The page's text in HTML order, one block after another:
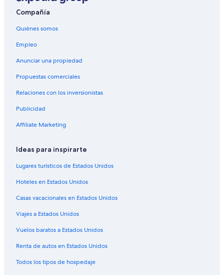
Hoteles de lujo en Nelson
Hoteles con aguas termales en Nelson
Hoteles con traslado del/al aeropuerto en Panorama
Hoteles de senderismo en Panorama
Hoteles en la playa en Lake Windermere
Hoteles en Invermere
Casas de campo en Kaslo
Compañía
Quiénes somos
Empleo
Anunciar una propiedad
Propuestas comerciales
Relaciones con los inversionistas
Publicidad
Affiliate Marketing
Ideas para inspirarte
Lugares turísticos de Estados Unidos
Hoteles en Estados Unidos
Casas vacacionales en Estados Unidos
Viajes a Estados Unidos
Vuelos baratos a Estados Unidos
Renta de autos en Estados Unidos
Todos los tipos de hospedaje